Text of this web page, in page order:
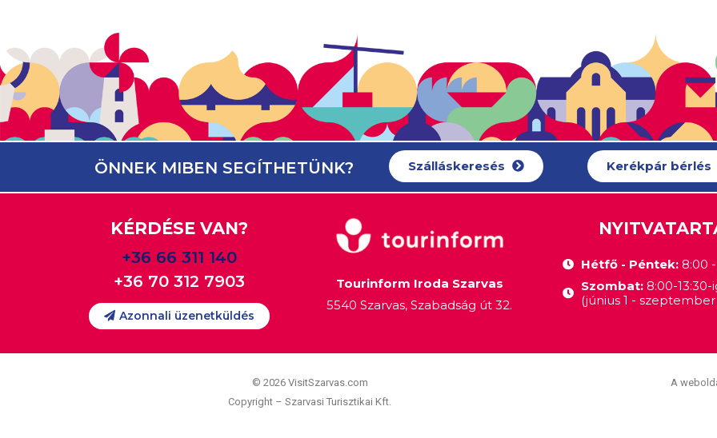
ÖNNEK MIBEN SEGÍTHETÜNK? Szálláskeresés Kerékpár bérlés
KÉRDÉSE VAN?
+36 66 311 140
+36 70 312 7903
Azonnali üzenetküldés
Tourinform Iroda Szarvas
5540 Szarvas, Szabadság út 32.
Hétfő - Péntek:8:00 -
Szombat: 8:00-13:30-
(június 1 -
© 2026 VisitSzarvas.com
Copyright – Szarvasi Turisztikai Kft.
A